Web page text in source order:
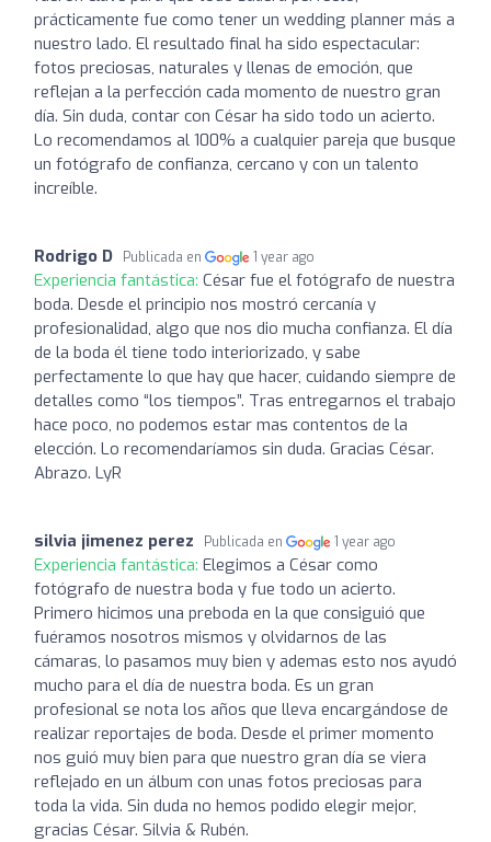
prácticamente fue como tener un wedding planner más a
nuestro lado. El resultado final ha sido espectacular:
fotos preciosas, naturales y llenas de emoción, que
reflejan a la perfección cada momento de nuestro gran
día. Sin duda, contar con César ha sido todo un acierto.
Lo recomendamos al 100% a cualquier pareja que busque
un fotógrafo de confianza, cercano y con un talento
increíble.
Rodrigo D Publicada en 1 year ago
Experiencia fantástica: César fue el fotógrafo de nuestra
boda. Desde el principio nos mostró cercanía y
profesionalidad, algo que nos dio mucha confianza. El día
de la boda él tiene todo interiorizado, y sabe
perfectamente lo que hay que hacer, cuidando siempre de
detalles como “los tiempos”. Tras entregarnos el trabajo
hace poco, no podemos estar mas contentos de la
elección. Lo recomendaríamos sin duda. Gracias César.
Abrazo. LyR
silvia jimenez perez Publicada en 1 year ago
Experiencia fantástica: Elegimos a César como
fotógrafo de nuestra boda y fue todo un acierto.
Primero hicimos una preboda en la que consiguió que
fuéramos nosotros mismos y olvidarnos de las
cámaras, lo pasamos muy bien y ademas esto nos ayudó
mucho para el día de nuestra boda. Es un gran
profesional se nota los años que lleva encargándose de
realizar reportajes de boda. Desde el primer momento
nos guió muy bien para que nuestro gran día se viera
reflejado en un álbum con unas fotos preciosas para
toda la vida. Sin duda no hemos podido elegir mejor,
gracias César. Silvia & Rubén.